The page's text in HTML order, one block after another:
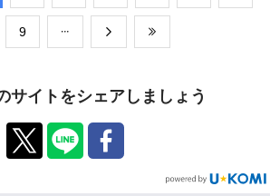
​9
サイトをシェアしましょう